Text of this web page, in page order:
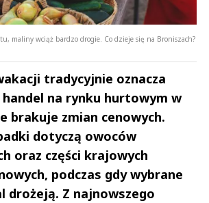
maliny wciąż bardzo drogie. Co dzieje się na Broniszach?
tradycyjnie oznacza
na rynku hurtowym w
brakuje zmian cenowych.
dotyczą owoców
oraz części krajowych
podczas gdy wybrane
drożeją. Z najnowszego